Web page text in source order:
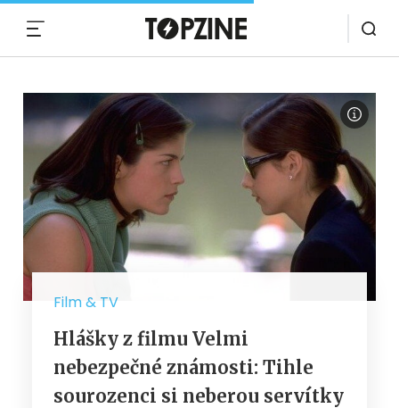
Film & TV
Hlášky z filmu Velmi
nebezpečné známosti: Tihle
sourozenci si neberou servítky